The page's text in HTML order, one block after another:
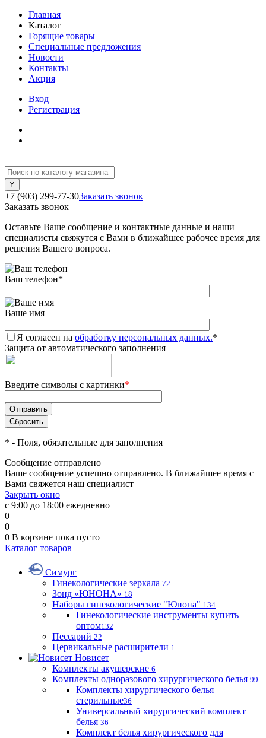
Главная
Каталог
Горящие товары
Специальные предложения
Новости
Контакты
Акция
Вход
Регистрация
+7 (903) 299-77-30Заказать звонок
Заказать звонок
Оставьте Ваше сообщение и контактные данные и наши
специалисты свяжутся с Вами в ближайшее рабочее время для
решения Вашего вопроса.
Ваш телефон*
Ваше имя
Я согласен на обработку персональных данных.*
Защита от автоматического заполнения
Введите символы с картинки*
* - Поля, обязательные для заполнения
Сообщение отправлено
Ваше сообщение успешно отправлено. В ближайшее время с
Вами свяжется наш специалист
Закрыть окно
с 9:00 до 18:00 ежедневно
0
0
0 В корзине пока пусто
Каталог товаров
Симург
Гинекологические зеркала 72
Зонд «ЮНОНА» 18
Наборы гинекологические "Юнона" 134
Гинекологические инструменты купить
оптом132
Пессарий 22
Цервикальные расширители 1
Новисет
Комплекты акушерские 6
Комплекты одноразового хирургического белья 99
Комплекты хирургического белья
стерильные36
Универсальный хирургический комплект
белья 36
Комплект белья хирургического для